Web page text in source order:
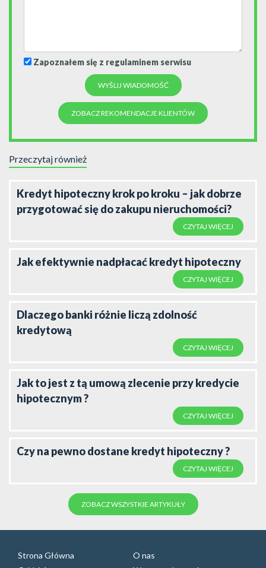
Zapoznałem się z regulaminem serwisu
ZOBACZ REKOMENDACJE KLIENTÓW
Przeczytaj również
Kredyt hipoteczny krok po kroku – jak dobrze
przygotować się do zakupu nieruchomości?
CZYTAJ WIĘCEJ
Jak efektywnie nadpłacać kredyt hipoteczny
CZYTAJ WIĘCEJ
Dlaczego banki różnie liczą zdolność
kredytową
CZYTAJ WIĘCEJ
Jak to jest z tą umową zlecenie przy kredycie
hipotecznym ?
CZYTAJ WIĘCEJ
Czy na pewno dostane kredyt hipoteczny ?
CZYTAJ WIĘCEJ
ZOBACZ WSZYSTKIE ARTYKUŁY
Strona Główna
O nas